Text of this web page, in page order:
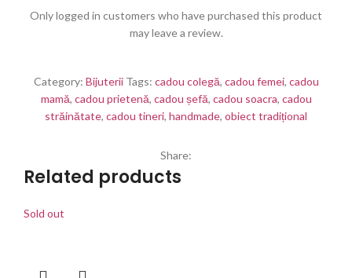
Only logged in customers who have purchased this product
may leave a review.
Category: Bijuterii Tags: cadou colegă, cadou femei, cadou
mamă, cadou prietenă, cadou șefă, cadou soacra, cadou
străinătate, cadou tineri, handmade, obiect tradițional
Share:
Related products
Sold out